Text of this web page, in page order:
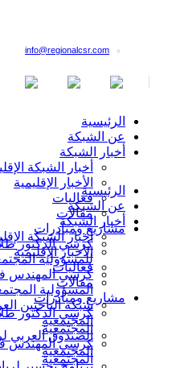
info@regionalcsr.com
الرئيسية
عن الشبكة
أخبار الشبكة
أخبار الشبكة
الأخبار الإقليمية
فعاليات
مقالات
مشاريع ومبادرات
كرسي الدكتور
للمسؤولية
كرسي المهندس
المسؤولية
شبكة الباحثين
المجتمعية
الصندوق العربي
المجتمعية
الرئيسية
عن الشبكة
أخبار الشبكة
أخبار الشبكة
الأخبار الإقليمية
فعاليات
مقالات
مشاريع ومبادرات
كرسي الدكتور
المجتمعية
كرسي المهندس
المجتمعية